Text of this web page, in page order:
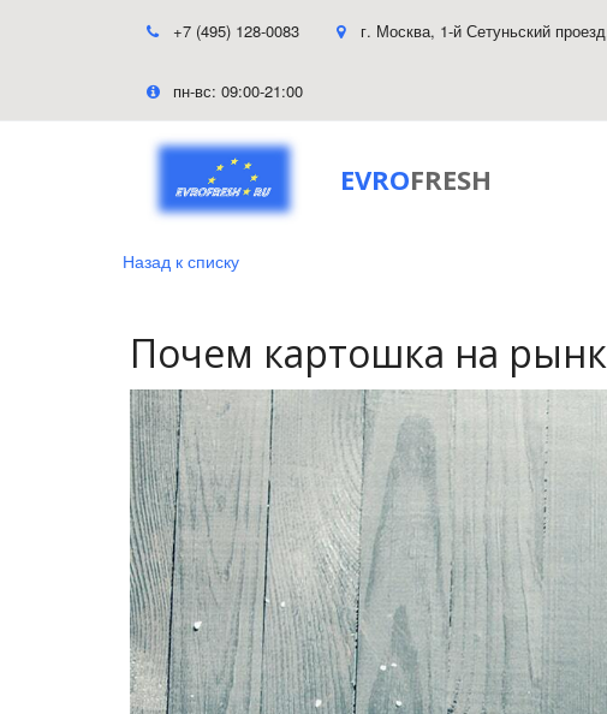
+7 (495) 128-0083 г. Москва, 1-й Сетуньский
пн-вс: 09:00-21:00
EVROFRESH
Назад к списку
Почем картошка на